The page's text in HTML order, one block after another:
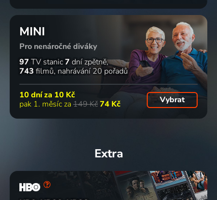
MINI
Pro nenáročné diváky
97 TV stanic7 dní zpětně
743 filmů nahrávání 20 pořadů
10 dní za 10 Kč
pak 1. měsíc za 149 Kč74 Kč Vybrat
Extra